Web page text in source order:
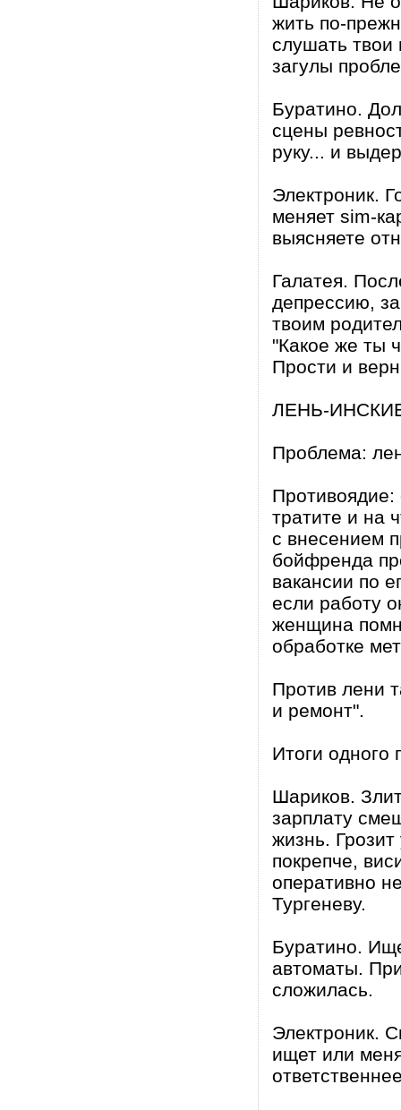
жить по-
слушать твои
загулы
Буратино.
сцены
руку... и
Электроник.
меняет sim-
выясняете
Галатея.
депрессию,
твоим
"Какое же ты
Прости и
ЛЕНЬ-
Проблема:
тратите и на
с внесением
бойфренда
вакансии по
если работу
женщина
обработке
Против лени
и ремонт".
Итоги одного
Шариков.
зарплату
жизнь.
покрепче,
оперативно
Тургеневу.
Буратино.
автоматы.
сложилась.
Электроник.
ищет или